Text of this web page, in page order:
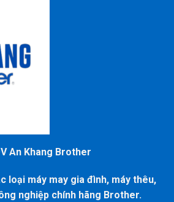
An Khang Brother
loại máy may gia đình, máy thêu,
nghiệp chính hãng Brother.